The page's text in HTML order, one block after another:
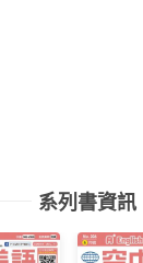
系列書資訊